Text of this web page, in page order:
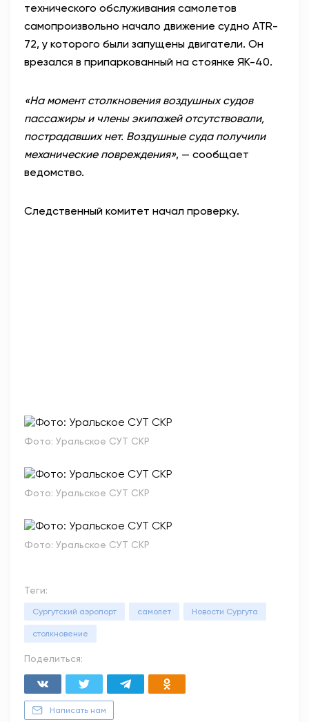
технического обслуживания самолетов
самопроизвольно начало движение судно ATR-
72, у которого были запущены двигатели. Он
врезался в припаркованный на стоянке ЯК-40.
«На момент столкновения воздушных судов
пассажиры и члены экипажей отсутствовали,
пострадавших нет. Воздушные суда получили
механические повреждения», — сообщает
ведомство.
Следственный комитет начал проверку.
Фото: Уральское СУТ СКР
Фото: Уральское СУТ СКР
Фото: Уральское СУТ СКР
Теги:
Сургутский аэропорт самолет Новости Сургута
столкновение
Поделиться:
Написать нам